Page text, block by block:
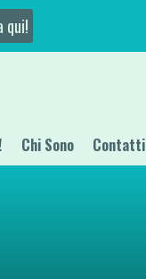
qui!
Chi Sono Contatti